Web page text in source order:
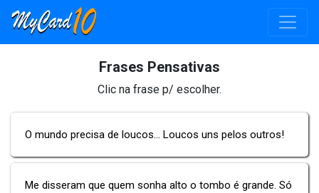
Frases Pensativas
Clic na frase p/ escolher.
O mundo precisa de loucos... Loucos uns pelos outros!
Me disseram que quem sonha alto o tombo é grande. Só